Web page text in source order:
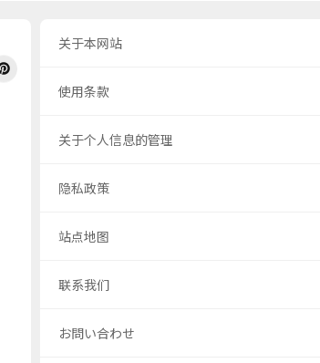
关于本网站
使用条款
关于个人信息的管理
隐私政策
站点地图
联系我们
お問い合わせ